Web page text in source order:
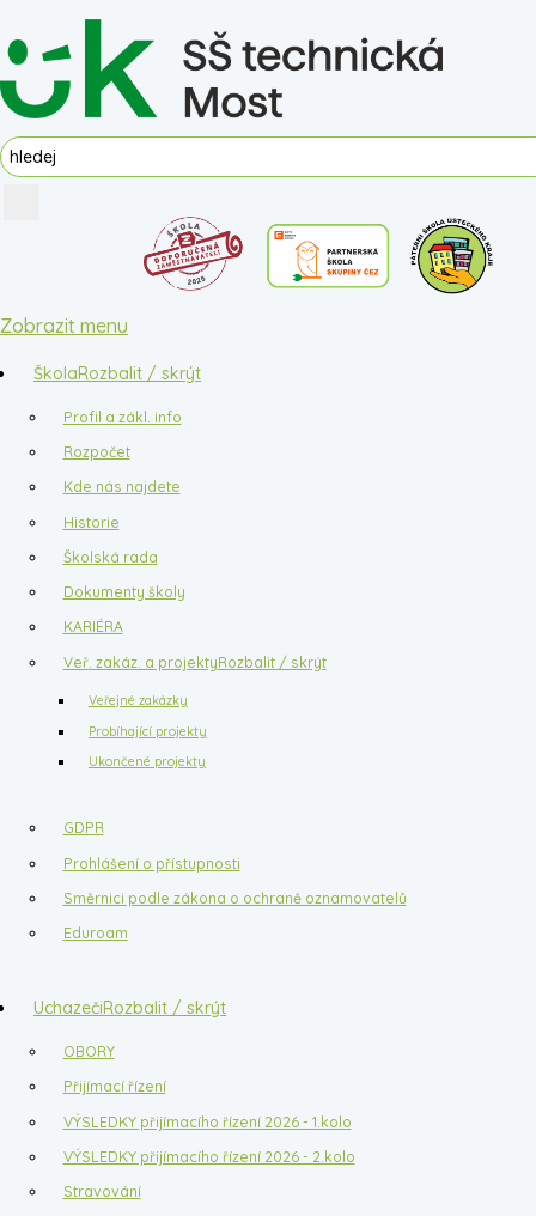
Zobrazit menu
ŠkolaRozbalit / skrýt
Profil a zákl. info
Rozpočet
Kde nás najdete
Historie
Školská rada
Dokumenty školy
KARIÉRA
Veř. zakáz. a projektyRozbalit / skrýt
Veřejné zakázky
Probíhající projekty
Ukončené projekty
GDPR
Prohlášení o přístupnosti
Směrnici podle zákona o ochraně oznamovatelů
Eduroam
UchazečiRozbalit / skrýt
OBORY
Přijímací řízení
VÝSLEDKY přijímacího řízení 2026 - 1.kolo
VÝSLEDKY přijímacího řízení 2026 - 2.kolo
Stravování